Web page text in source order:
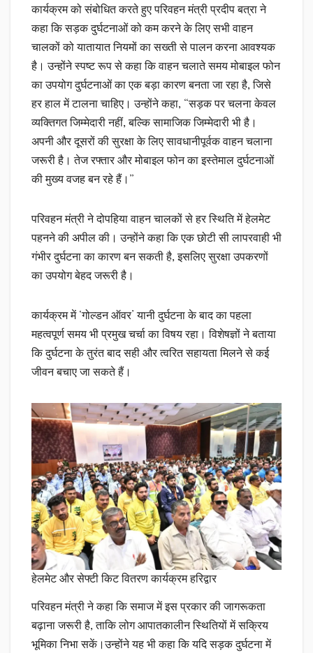
कार्यक्रम को संबोधित करते हुए परिवहन मंत्री प्रदीप बत्रा ने
कहा कि सड़क दुर्घटनाओं को कम करने के लिए सभी वाहन
चालकों को यातायात नियमों का सख्ती से पालन करना आवश्यक
है। उन्होंने स्पष्ट रूप से कहा कि वाहन चलाते समय मोबाइल फोन
का उपयोग दुर्घटनाओं का एक बड़ा कारण बनता जा रहा है, जिसे
हर हाल में टालना चाहिए। उन्होंने कहा, “सड़क पर चलना केवल
व्यक्तिगत जिम्मेदारी नहीं, बल्कि सामाजिक जिम्मेदारी भी है।
अपनी और दूसरों की सुरक्षा के लिए सावधानीपूर्वक वाहन चलाना
जरूरी है। तेज रफ्तार और मोबाइल फोन का इस्तेमाल दुर्घटनाओं
की मुख्य वजह बन रहे हैं।”
परिवहन मंत्री ने दोपहिया वाहन चालकों से हर स्थिति में हेलमेट
पहनने की अपील की। उन्होंने कहा कि एक छोटी सी लापरवाही भी
गंभीर दुर्घटना का कारण बन सकती है, इसलिए सुरक्षा उपकरणों
का उपयोग बेहद जरूरी है।
कार्यक्रम में ‘गोल्डन ऑवर’ यानी दुर्घटना के बाद का पहला
महत्वपूर्ण समय भी प्रमुख चर्चा का विषय रहा। विशेषज्ञों ने बताया
कि दुर्घटना के तुरंत बाद सही और त्वरित सहायता मिलने से कई
जीवन बचाए जा सकते हैं।
हेलमेट और सेफ्टी किट वितरण कार्यक्रम हरिद्वार
परिवहन मंत्री ने कहा कि समाज में इस प्रकार की जागरूकता
बढ़ाना जरूरी है, ताकि लोग आपातकालीन स्थितियों में सक्रिय
भूमिका निभा सकें।उन्होंने यह भी कहा कि यदि सड़क दुर्घटना में